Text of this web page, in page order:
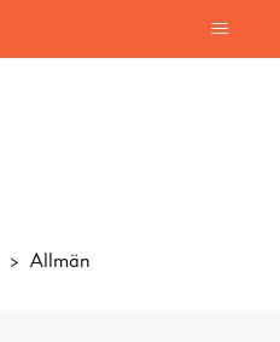
Allmän